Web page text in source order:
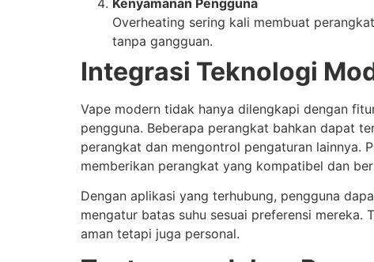
Overheating sering kali membuat
tanpa gangguan.
Integrasi Teknologi
Vape modern tidak hanya dilengkapi dengan
pengguna. Beberapa perangkat bahkan dapat
perangkat dan mengontrol pengaturan lainnya.
memberikan perangkat yang kompatibel dan
Dengan aplikasi yang terhubung, pengguna
mengatur batas suhu sesuai preferensi
aman tetapi juga personal.